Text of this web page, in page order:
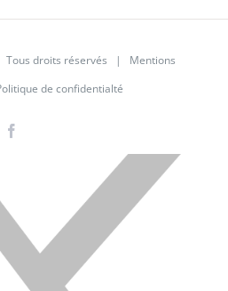
droits réservés | Mentions
de confidentialté